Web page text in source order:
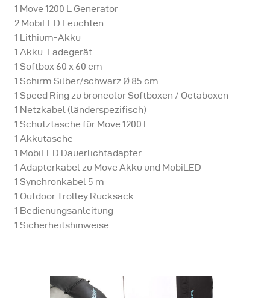
1 Move 1200 L Generator
2 MobiLED Leuchten
1 Lithium-Akku
1 Akku-Ladegerät
1 Softbox 60 x 60 cm
1 Schirm Silber/schwarz Ø 85 cm
1 Speed Ring zu broncolor Softboxen / Octaboxen
1 Netzkabel (länderspezifisch)
1 Schutztasche für Move 1200 L
1 Akkutasche
1 MobiLED Dauerlichtadapter
1 Adapterkabel zu Move Akku und MobiLED
1 Synchronkabel 5 m
1 Outdoor Trolley Rucksack
1 Bedienungsanleitung
1 Sicherheitshinweise